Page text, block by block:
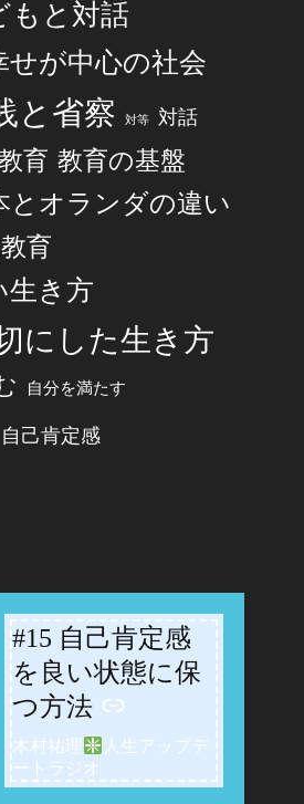
もと対話
が中心の社会
と省察 対等 対話
育 教育の基盤
とオランダの違い
育
生き方
にした生き方
自分を満たす
自己肯定感
#15 自己肯定感
を良い状態に保
つ方法
-
木村祐理
人生アップデ
ートラジオ